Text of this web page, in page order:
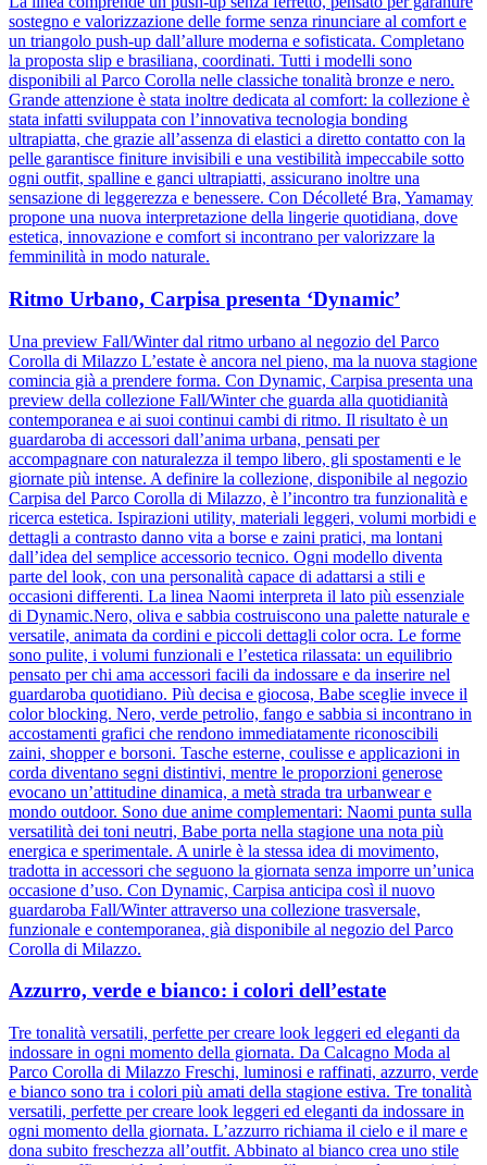
sostegno e valorizzazione delle forme senza rinunciare al comfort e
un triangolo push-up dall’allure moderna e sofisticata. Completano
la proposta slip e brasiliana, coordinati. Tutti i modelli sono
disponibili al Parco Corolla nelle classiche tonalità bronze e nero.
Grande attenzione è stata inoltre dedicata al comfort: la collezione è
stata infatti sviluppata con l’innovativa tecnologia bonding
ultrapiatta, che grazie all’assenza di elastici a diretto contatto con la
pelle garantisce finiture invisibili e una vestibilità impeccabile sotto
ogni outfit, spalline e ganci ultrapiatti, assicurano inoltre una
sensazione di leggerezza e benessere. Con Décolleté Bra, Yamamay
propone una nuova interpretazione della lingerie quotidiana, dove
estetica, innovazione e comfort si incontrano per valorizzare la
femminilità in modo naturale.
Ritmo Urbano, Carpisa presenta ‘Dynamic’
Una preview Fall/Winter dal ritmo urbano al negozio del Parco
Corolla di Milazzo L’estate è ancora nel pieno, ma la nuova stagione
comincia già a prendere forma. Con Dynamic, Carpisa presenta una
preview della collezione Fall/Winter che guarda alla quotidianità
contemporanea e ai suoi continui cambi di ritmo. Il risultato è un
guardaroba di accessori dall’anima urbana, pensati per
accompagnare con naturalezza il tempo libero, gli spostamenti e le
giornate più intense. A definire la collezione, disponibile al negozio
Carpisa del Parco Corolla di Milazzo, è l’incontro tra funzionalità e
ricerca estetica. Ispirazioni utility, materiali leggeri, volumi morbidi e
dettagli a contrasto danno vita a borse e zaini pratici, ma lontani
dall’idea del semplice accessorio tecnico. Ogni modello diventa
parte del look, con una personalità capace di adattarsi a stili e
occasioni differenti. La linea Naomi interpreta il lato più essenziale
di Dynamic.Nero, oliva e sabbia costruiscono una palette naturale e
versatile, animata da cordini e piccoli dettagli color ocra. Le forme
sono pulite, i volumi funzionali e l’estetica rilassata: un equilibrio
pensato per chi ama accessori facili da indossare e da inserire nel
guardaroba quotidiano. Più decisa e giocosa, Babe sceglie invece il
color blocking. Nero, verde petrolio, fango e sabbia si incontrano in
accostamenti grafici che rendono immediatamente riconoscibili
zaini, shopper e borsoni. Tasche esterne, coulisse e applicazioni in
corda diventano segni distintivi, mentre le proporzioni generose
evocano un’attitudine dinamica, a metà strada tra urbanwear e
mondo outdoor. Sono due anime complementari: Naomi punta sulla
versatilità dei toni neutri, Babe porta nella stagione una nota più
energica e sperimentale. A unirle è la stessa idea di movimento,
tradotta in accessori che seguono la giornata senza imporre un’unica
occasione d’uso. Con Dynamic, Carpisa anticipa così il nuovo
guardaroba Fall/Winter attraverso una collezione trasversale,
funzionale e contemporanea, già disponibile al negozio del Parco
Corolla di Milazzo.
Azzurro, verde e bianco: i colori dell’estate
Tre tonalità versatili, perfette per creare look leggeri ed eleganti da
indossare in ogni momento della giornata. Da Calcagno Moda al
Parco Corolla di Milazzo Freschi, luminosi e raffinati, azzurro, verde
e bianco sono tra i colori più amati della stagione estiva. Tre tonalità
versatili, perfette per creare look leggeri ed eleganti da indossare in
ogni momento della giornata. L’azzurro richiama il cielo e il mare e
dona subito freschezza all’outfit. Abbinato al bianco crea uno stile